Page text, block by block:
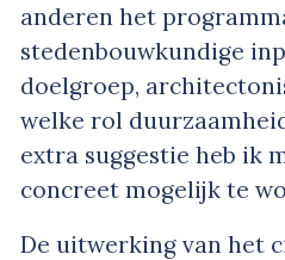
anderen het
stedenbouwkundige
doelgroep,
welke rol
extra suggestie heb ik
concreet mogelijk te
De uitwerking van het